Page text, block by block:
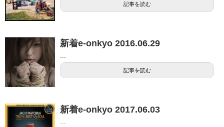
記事を読む
新着e-onkyo 2016.06.29
記事を読む
新着e-onkyo 2017.06.03